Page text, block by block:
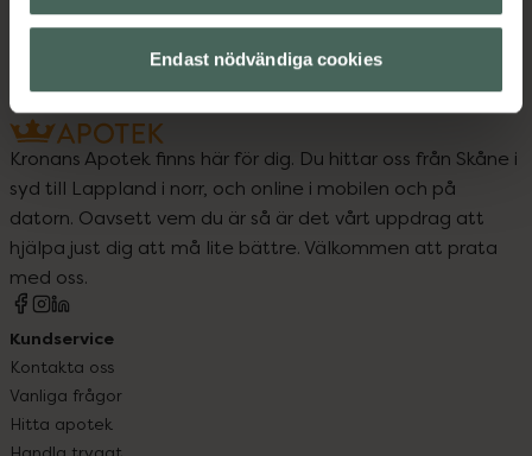
Endast nödvändiga cookies
Kronans Apotek finns här för dig. Du hittar oss från Skåne i
syd till Lappland i norr, och online i mobilen och på
datorn. Oavsett vem du är så är det vårt uppdrag att
hjälpa just dig att må lite bättre. Välkommen att prata
med oss.
Kundservice
Kontakta oss
Vanliga frågor
Hitta apotek